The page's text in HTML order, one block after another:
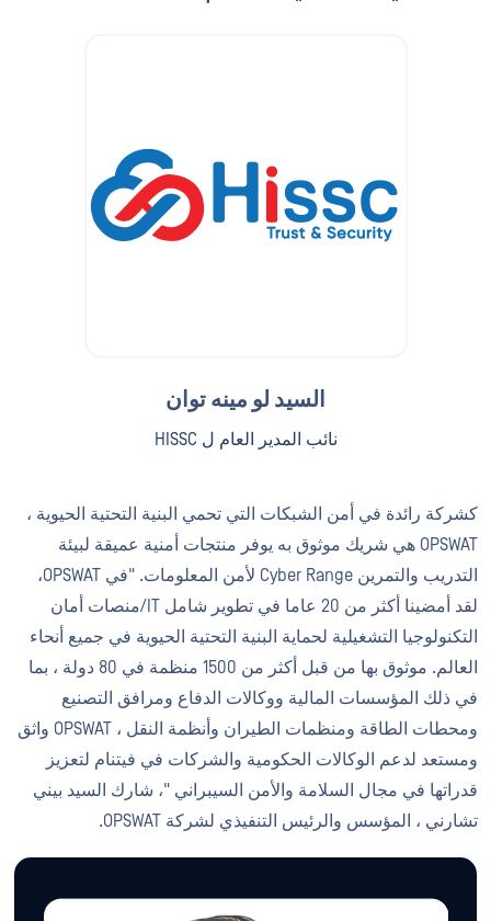
السيد لو مينه توان
نائب المدير العام ل HISSC
كشركة رائدة في أمن الشبكات التي تحمي البنية التحتية الحيوية ،
OPSWAT هي شريك موثوق به يوفر منتجات أمنية عميقة لبيئة
التدريب والتمرين Cyber Range لأمن المعلومات. "في OPSWAT،
لقد أمضينا أكثر من 20 عاما في تطوير شامل IT/منصات أمان
التكنولوجيا التشغيلية لحماية البنية التحتية الحيوية في جميع أنحاء
العالم. موثوق بها من قبل أكثر من 1500 منظمة في 80 دولة ، بما
في ذلك المؤسسات المالية ووكالات الدفاع ومرافق التصنيع
ومحطات الطاقة ومنظمات الطيران وأنظمة النقل ، OPSWAT واثق
ومستعد لدعم الوكالات الحكومية والشركات في فيتنام لتعزيز
قدراتها في مجال السلامة والأمن السيبراني "، شارك السيد بيني
تشارني ، المؤسس والرئيس التنفيذي لشركة OPSWAT.